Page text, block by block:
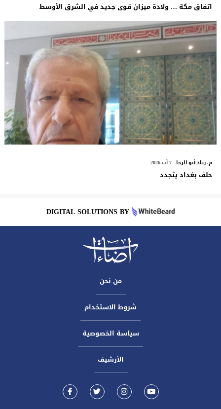
اتفاق مكة … ولادة ميزان قوى جديد في الشرق الأوسط
م. زياد أبو الرجا - 7 آب 2026
حلف بغداد يتجدد
DIGITAL SOLUTIONS BY
من نحن
شروط الاستخدام
سياسة الخصوصية
الأرشيف